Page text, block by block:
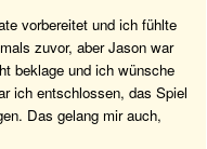
vorbereitet und ich fühlte
zuvor, aber Jason war
beklage und ich wünsche
ich entschlossen, das Spiel
Das gelang mir auch,